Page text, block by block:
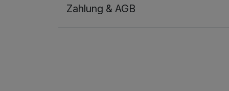
Zahlung & AGB